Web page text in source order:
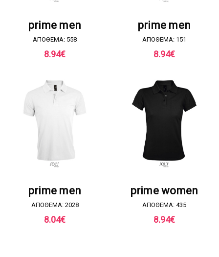
prime men
ΑΠΟΘΕΜΑ: 558
8.94€
prime men
ΑΠΟΘΕΜΑ: 151
8.94€
prime men
ΑΠΟΘΕΜΑ: 2028
8.04€
prime women
ΑΠΟΘΕΜΑ: 435
8.94€